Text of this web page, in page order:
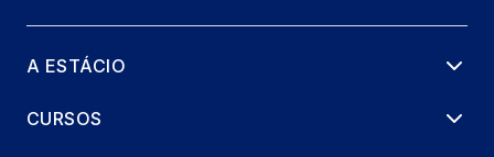
A ESTÁCIO
CURSOS